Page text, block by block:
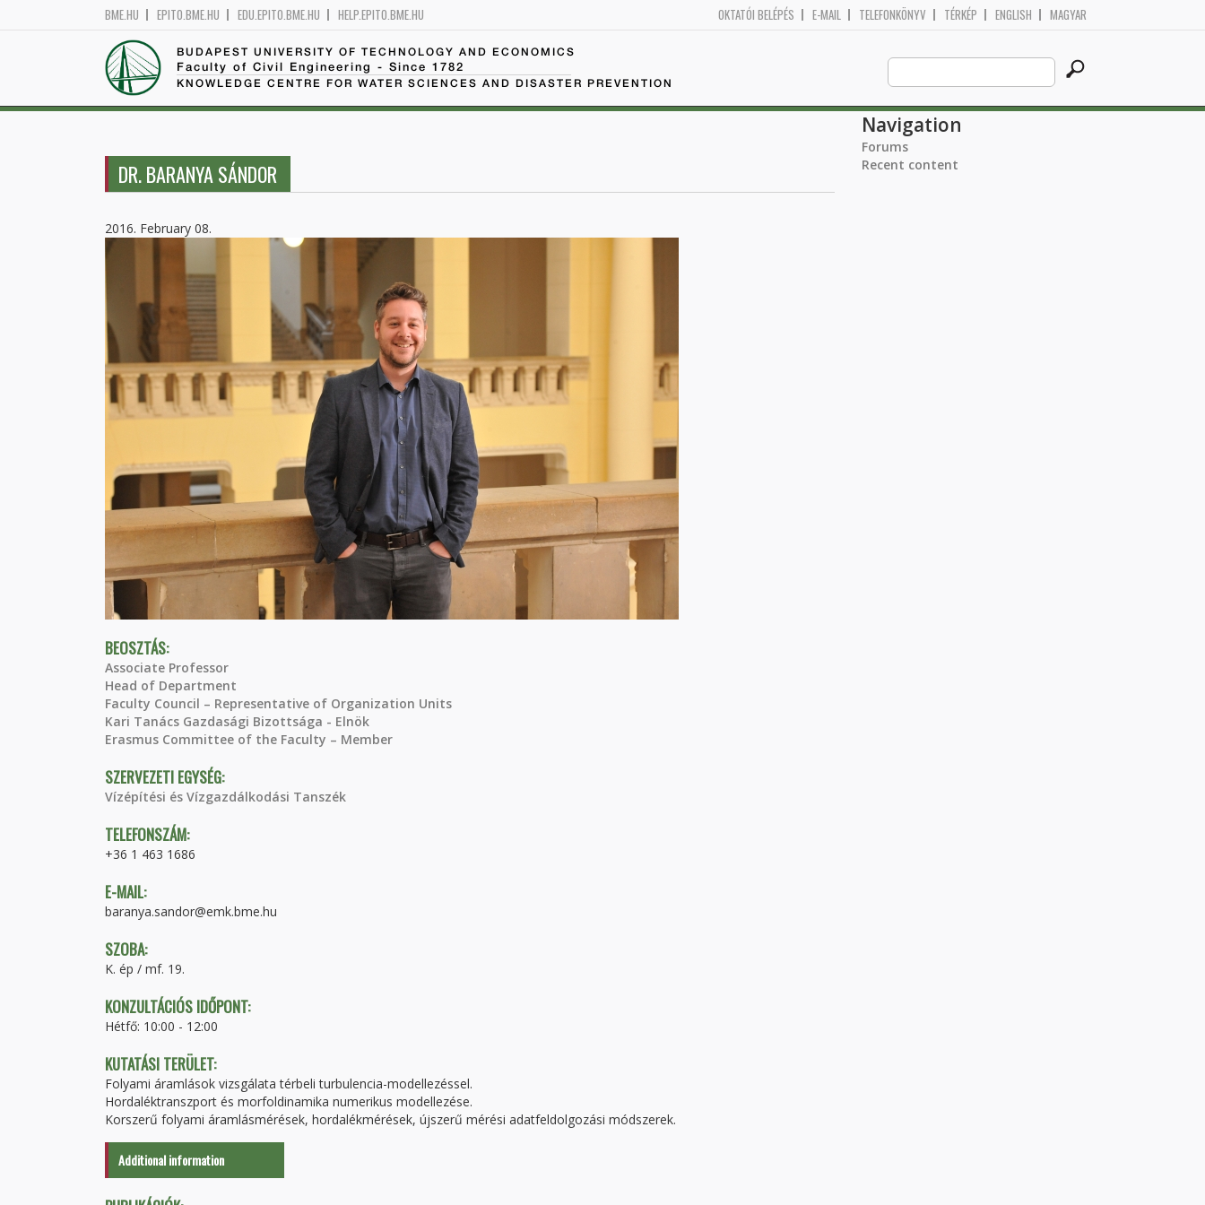
BME.HU EPITO.BME.HU EDU.EPITO.BME.HU HELP.EPITO.BME.HU OKTATÓI BELÉPÉS E-MAIL TELEFONKÖNYV TÉRKÉP ENGLISH MAGYAR
BUDAPEST UNIVERSITY OF TECHNOLOGY AND ECONOMICS
Faculty of Civil Engineering - Since 1782
KNOWLEDGE CENTRE FOR WATER SCIENCES AND DISASTER PREVENTION
Search
this
site
DR. BARANYA SÁNDOR
2016. February 08.
BEOSZTÁS:
Associate Professor
Head of Department
Faculty Council – Representative of Organization Units
Kari Tanács Gazdasági Bizottsága - Elnök
Erasmus Committee of the Faculty – Member
SZERVEZETI EGYSÉG:
Vízépítési és Vízgazdálkodási Tanszék
TELEFONSZÁM:
+36 1 463 1686
E-MAIL:
baranya.sandor@emk.bme.hu
SZOBA:
K. ép / mf. 19.
KONZULTÁCIÓS IDŐPONT:
Hétfő: 10:00 - 12:00
KUTATÁSI TERÜLET:
Folyami áramlások vizsgálata térbeli turbulencia-modellezéssel.
Hordaléktranszport és morfoldinamika numerikus modellezése.
Korszerű folyami áramlásmérések, hordalékmérések, újszerű mérési adatfeldolgozási módszerek.
Additional information
Navigation
Forums
Recent content